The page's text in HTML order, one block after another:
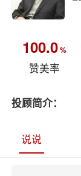
100.0%
赞美率
投顾简介：
说说